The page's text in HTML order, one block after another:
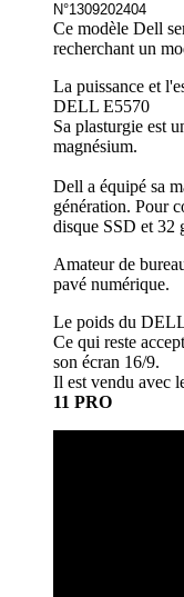
N°1309202404
Ce modèle Dell
recherchant un
La puissance et
DELL E5570
Sa plasturgie est
magnésium.
Dell a équipé sa
génération. Pour
disque SSD et 32
Amateur de
pavé numérique.
Le poids du
Ce qui reste
son écran 16/9.
Il est vendu avec
11 PRO